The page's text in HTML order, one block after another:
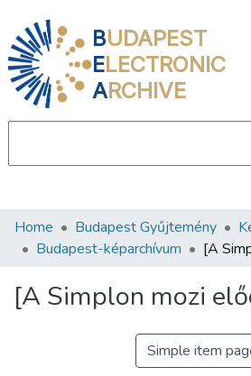
BUDAPEST
ELECTRONIC
ARCHIVE
Communities & Collections
Statistics
Home Budapest Gyűjtemény
Budapest-képarchívum
[A Simplon mozi
Simple item